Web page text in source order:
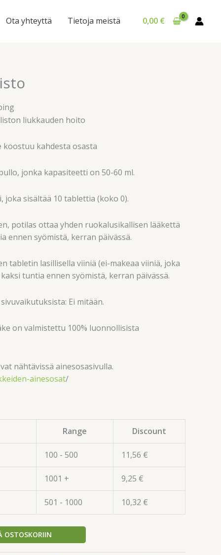
Ota yhteyttä Tietoja meistä 0,00 €
liukkauden hoito
koostuu kahdesta osasta
jonka kapasiteetti on 50-60 ml.
joka sisältää 10 tablettia (koko 0).
potilas ottaa yhden ruokalusikallisen lääkettä
ennen syömistä, kerran päivässä.
tabletin lasillisella viiniä (ei-makeaa viiniä, joka
tuntia ennen syömistä, kerran päivässä.
Ei mitään.
on valmistettu 100% luonnollisista
nähtävissä ainesosasivulla.
ainesosat/
Range Discount
100 - 500 11,56 €
1001 + 9,25 €
501 - 1000 10,32 €
OSTOSKORIIN